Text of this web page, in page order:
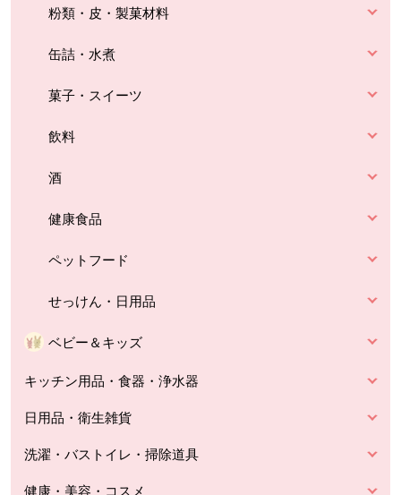
粉類・皮・製菓材料
缶詰・水煮
菓子・スイーツ
飲料
酒
健康食品
ペットフード
せっけん・日用品
ベビー＆キッズ
キッチン用品・食器・浄水器
日用品・衛生雑貨
洗濯・バストイレ・掃除道具
健康・美容・コスメ